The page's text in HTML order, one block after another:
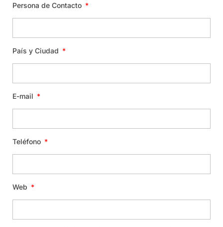
Persona de Contacto
País y Ciudad
E-mail
Teléfono
Web